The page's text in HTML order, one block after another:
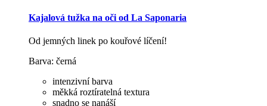
Kajalová tužka na oči od La Saponaria
Od jemných linek po kouřové líčení!
Barva: černá
intenzivní barva
měkká roztíratelná textura
snadno se nanáší